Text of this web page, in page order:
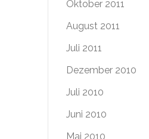
Oktober 2011
August 2011
Juli 2011
Dezember 2010
Juli 2010
Juni 2010
Mai 2010